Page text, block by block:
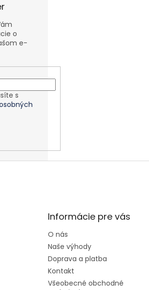
o
e-
s
Informácie pre vás
O nás
Naše výhody
Doprava a platba
Kontakt
Všeobecné obchodné